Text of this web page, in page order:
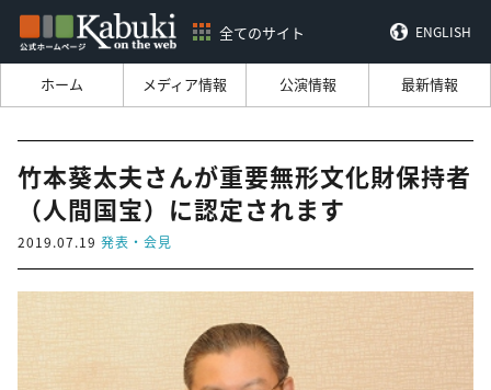
全てのサイト ENGLISH
ホーム メディア情報 公演情報 最新情報
竹本葵太夫さんが重要無形文化財保持者
（人間国宝）に認定されます
2019.07.19 発表・会見